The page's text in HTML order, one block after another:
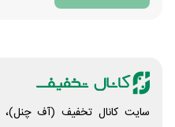
تنها با خرید بیمه از این
خواهید داشت. به یاد داشته
سایت کانال تخفیف (آف چنل)،